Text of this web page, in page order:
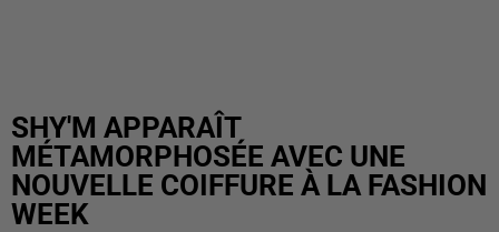
SHY'M APPARAÎT
MÉTAMORPHOSÉE AVEC UNE
NOUVELLE COIFFURE À LA FASHION
WEEK